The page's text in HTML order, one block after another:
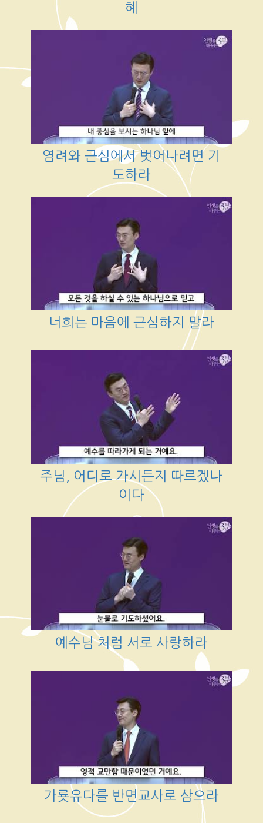
혜
염려와 근심에서 벗어나려면 기
도하라
너희는 마음에 근심하지 말라
주님, 어디로 가시든지 따르겠나
이다
예수님 처럼 서로 사랑하라
가룟유다를 반면교사로 삼으라